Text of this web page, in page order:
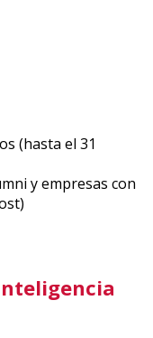
(hasta el 31
y empresas con